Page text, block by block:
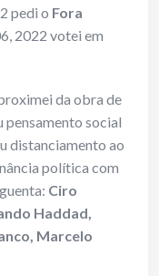
pedi o Fora
2022 votei em
da obra de
pensamento social
distanciamento ao
política com
Ciro
Haddad,
Marcelo